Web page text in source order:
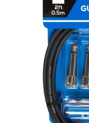
キーボード
管楽器
アンプ